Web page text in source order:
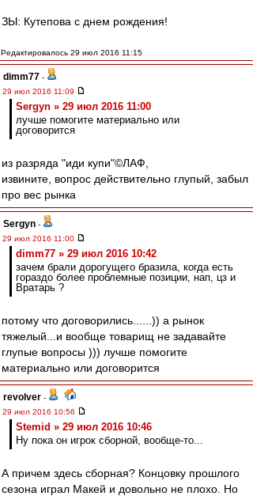
ЗЫ: Кутепова с днем рождения!
Редактировалось 29 июл 2016 11:15
dimm77 -
29 июл 2016 11:09
Sergyn » 29 июл 2016 11:00
лучше помогите материально или
договорится
из разряда "иди купи"©ЛАФ,
извините, вопрос действительно глупый, забыл
про вес рынка
Sergyn -
29 июл 2016 11:00
dimm77 » 29 июл 2016 10:42
зачем брали дорогущего бразила, когда есть
гораздо более проблемные позиции, нап, цз и
Вратарь ?
потому что договорились......)) а рынок
тяжелый...и вообще товарищ не задавайте
глупые вопросы ))) лучше помогите
материально или договорится
revolver -
29 июл 2016 10:56
Stemid » 29 июл 2016 10:46
Ну пока он игрок сборной, вообще-то...
А причем здесь сборная? Концовку прошлого
сезона играл Макей и довольно не плохо. Но